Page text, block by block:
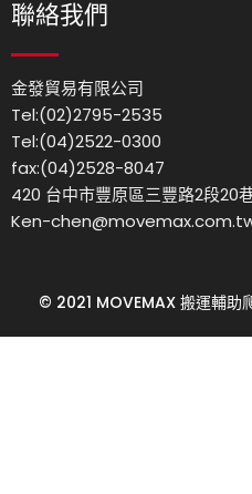
聯絡我們
金發貿易有限公司
Tel:(02)2795-2535
Tel:(04)2522-0300
fax:(04)2528-8047
420 台中市豐原區三豐路2段20
Ken-
© 2021 MOVEMAX 搬運輔助